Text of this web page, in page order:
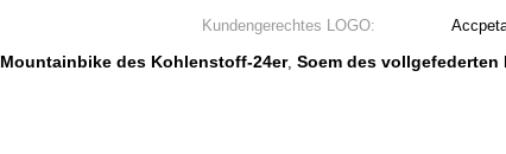
Kundengerechtes LOGO:
Mountainbike des Kohlenstoff-24er, Soem des vollgefederten